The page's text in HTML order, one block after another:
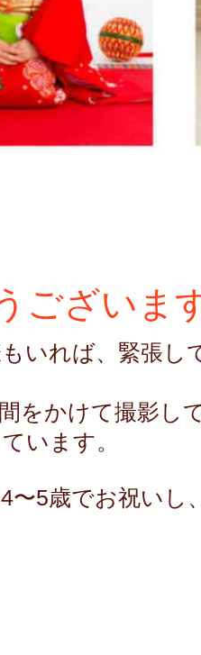
ございま
いれば、緊張し
をかけて撮影し
います。
〜5歳でお祝いし